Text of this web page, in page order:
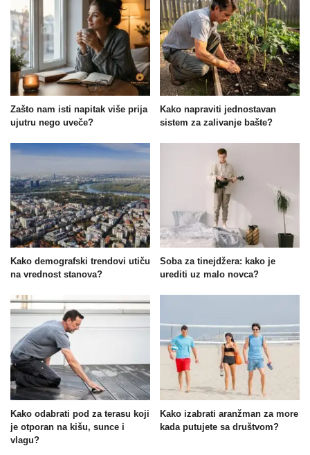
Zašto nam isti napitak više prija
ujutru nego uveče?
Kako napraviti jednostavan
sistem za zalivanje bašte?
Kako demografski trendovi utiču
na vrednost stanova?
Soba za tinejdžera: kako je
urediti uz malo novca?
Kako odabrati pod za terasu koji
je otporan na kišu, sunce i
vlagu?
Kako izabrati aranžman za more
kada putujete sa društvom?